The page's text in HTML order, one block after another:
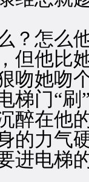
怎么他
他比她
吻她吻
门“刷
在他的
的力气
进电梯